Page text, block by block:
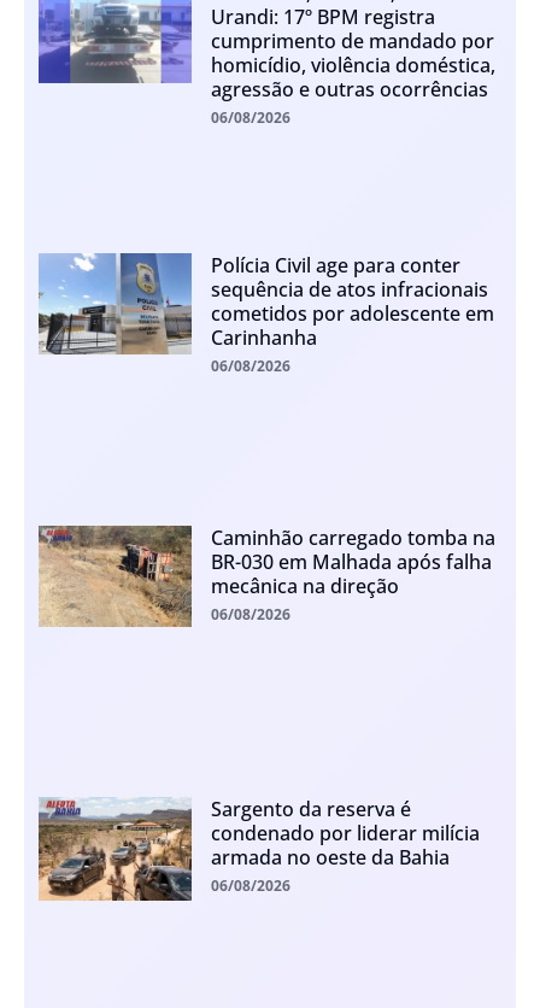
Urandi: 17º BPM registra
cumprimento de mandado por
homicídio, violência doméstica,
agressão e outras ocorrências
06/08/2026
Polícia Civil age para conter
sequência de atos infracionais
cometidos por adolescente em
Carinhanha
06/08/2026
Caminhão carregado tomba na
BR-030 em Malhada após falha
mecânica na direção
06/08/2026
Sargento da reserva é
condenado por liderar milícia
armada no oeste da Bahia
06/08/2026